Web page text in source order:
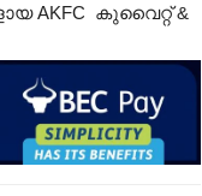
AKFC കുവൈറ്റ് &